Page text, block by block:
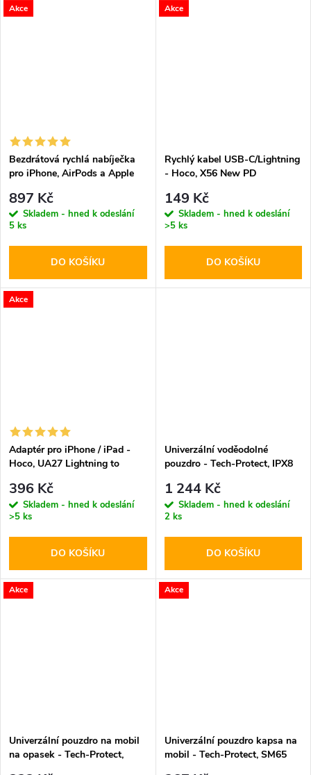
Akce
Bezdrátová rychlá nabíječka
pro iPhone, AirPods a Apple
MagSafe Wireless Charger
White
897 Kč
Skladem - hned k odeslání
5 ks
DO KOŠÍKU
Akce
Rychlý kabel USB-C/Lightning
- Hoco, X56 New PD
149 Kč
Skladem - hned k odeslání
>5 ks
DO KOŠÍKU
Akce
Adaptér pro iPhone / iPad -
Hoco, UA27 Lightning to
396 Kč
Skladem - hned k odeslání
>5 ks
DO KOŠÍKU
Univerzální voděodolné
pouzdro - Tech-Protect, IPX8
Orange
1 244 Kč
Skladem - hned k odeslání
2 ks
DO KOŠÍKU
Akce
Univerzální pouzdro na mobil
na opasek - Tech-Protect,
Akce
Univerzální pouzdro kapsa na
mobil - Tech-Protect, SM65